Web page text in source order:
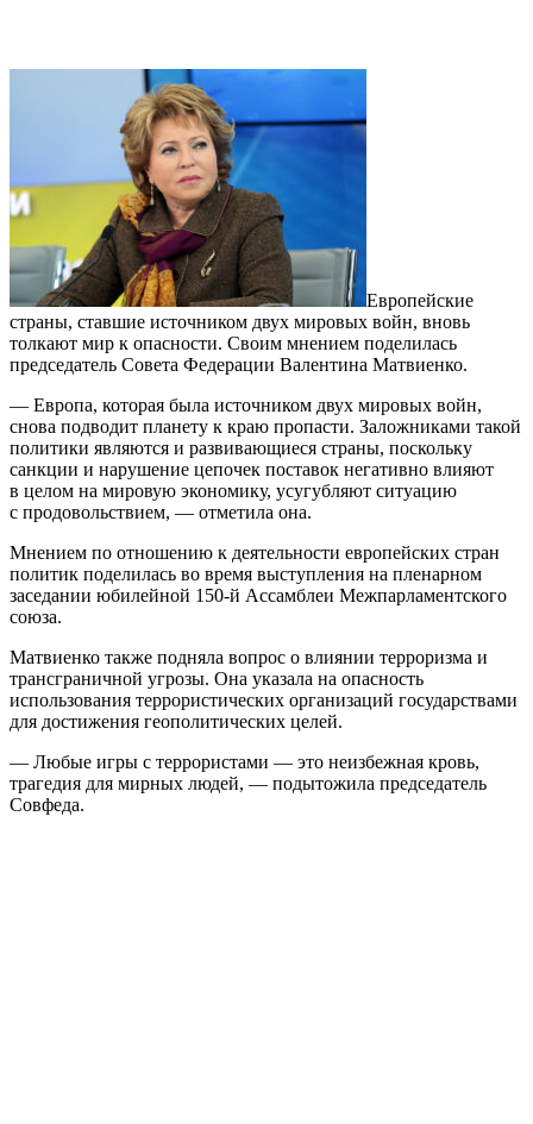
Европейские
страны, ставшие источником двух мировых войн, вновь
толкают мир к опасности. Своим мнением поделилась
председатель Совета Федерации Валентина Матвиенко.
— Европа, которая была источником двух мировых войн,
снова подводит планету к краю пропасти. Заложниками такой
политики являются и развивающиеся страны, поскольку
санкции и нарушение цепочек поставок негативно влияют
в целом на мировую экономику, усугубляют ситуацию
с продовольствием, — отметила она.
Мнением по отношению к деятельности европейских стран
политик поделилась во время выступления на пленарном
заседании юбилейной 150-й Ассамблеи Межпарламентского
союза.
Матвиенко также подняла вопрос о влиянии терроризма и
трансграничной угрозы. Она указала на опасность
использования террористических организаций государствами
для достижения геополитических целей.
— Любые игры с террористами — это неизбежная кровь,
трагедия для мирных людей, — подытожила председатель
Совфеда.